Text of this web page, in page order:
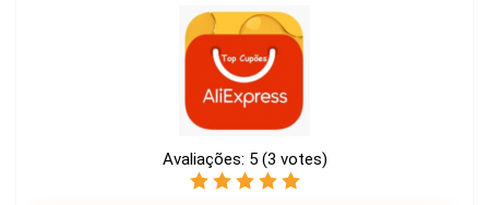
Avaliações: 5 (3 votes)